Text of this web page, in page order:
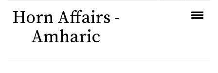
Horn Affairs -
Amharic